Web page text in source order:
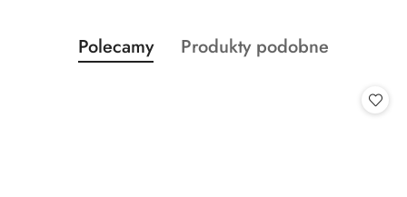
Pomiń karuzelę produktów
Produkty
o
Polecamy
Produkty
Produkty podobne